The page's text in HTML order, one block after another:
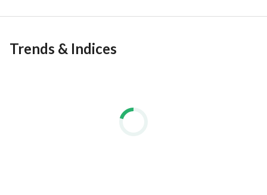
Trends & Indices